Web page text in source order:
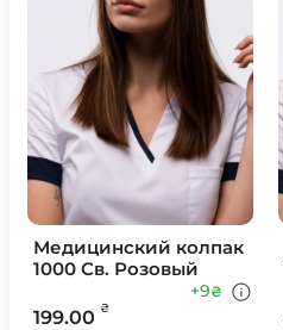
Медицинский колпак
1000 Св. Розовый
199.00 ₴
+9₴